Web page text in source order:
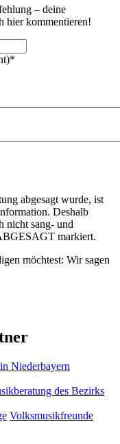
– deine
hier kommentieren!
*
abgesagt wurde, ist
Deshalb
nicht sang- und
markiert.
möchtest: Wir sagen
Niederbayern
des Bezirks
Volksmusikfreunde